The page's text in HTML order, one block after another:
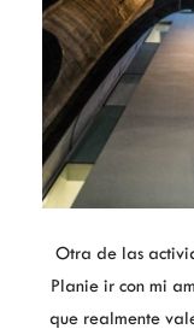
Otra de las
Planie ir con mi
que realmente